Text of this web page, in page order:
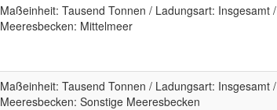
Maßeinheit: Tausend Tonnen / Ladungsart: Insgesamt /
Meeresbecken: Mittelmeer
Maßeinheit: Tausend Tonnen / Ladungsart: Insgesamt /
Meeresbecken: Sonstige Meeresbecken